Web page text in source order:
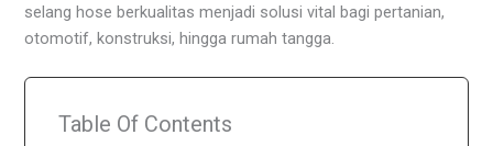
selang hose berkualitas menjadi solusi vital bagi pertanian,
otomotif, konstruksi, hingga rumah tangga.
Table Of Contents